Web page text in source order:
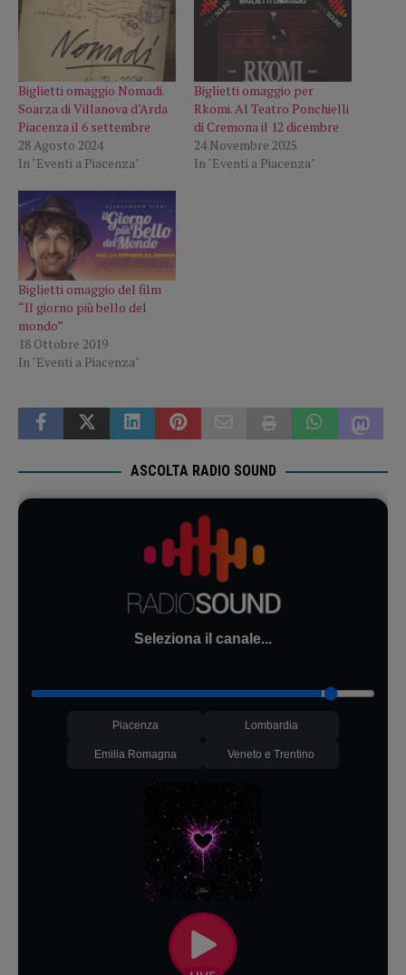
Biglietti omaggio Nomadi.
Soarza di Villanova d’Arda
Piacenza il 6 settembre
28 Agosto 2024
In "Eventi a Piacenza"
Biglietti omaggio per
Rkomi. Al Teatro Ponchielli
di Cremona il 12 dicembre
24 Novembre 2025
In "Eventi a Piacenza"
Biglietti omaggio del film
“Il giorno più bello del
mondo”
18 Ottobre 2019
In "Eventi a Piacenza"
ASCOLTA RADIO SOUND
Seleziona il canale...
Piacenza Lombardia
Emilia Romagna Veneto e Trentino